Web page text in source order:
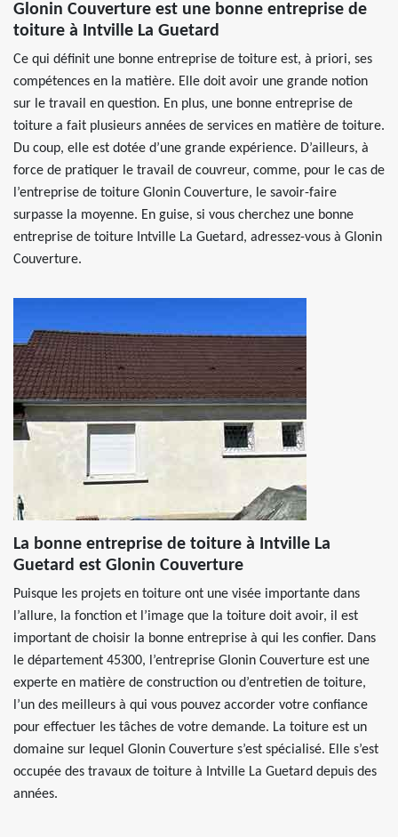
Glonin Couverture est une bonne entreprise de
toiture à Intville La Guetard
Ce qui définit une bonne entreprise de toiture est, à priori, ses
compétences en la matière. Elle doit avoir une grande notion
sur le travail en question. En plus, une bonne entreprise de
toiture a fait plusieurs années de services en matière de toiture.
Du coup, elle est dotée d’une grande expérience. D’ailleurs, à
force de pratiquer le travail de couvreur, comme, pour le cas de
l’entreprise de toiture Glonin Couverture, le savoir-faire
surpasse la moyenne. En guise, si vous cherchez une bonne
entreprise de toiture Intville La Guetard, adressez-vous à Glonin
Couverture.
La bonne entreprise de toiture à Intville La
Guetard est Glonin Couverture
Puisque les projets en toiture ont une visée importante dans
l’allure, la fonction et l’image que la toiture doit avoir, il est
important de choisir la bonne entreprise à qui les confier. Dans
le département 45300, l’entreprise Glonin Couverture est une
experte en matière de construction ou d’entretien de toiture,
l’un des meilleurs à qui vous pouvez accorder votre confiance
pour effectuer les tâches de votre demande. La toiture est un
domaine sur lequel Glonin Couverture s’est spécialisé. Elle s’est
occupée des travaux de toiture à Intville La Guetard depuis des
années.